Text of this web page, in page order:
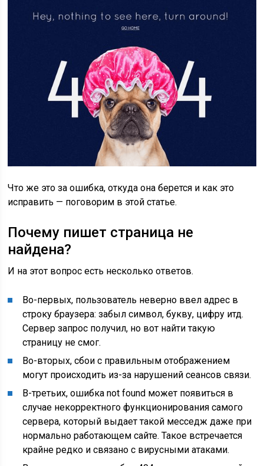
Что же это за ошибка, откуда она берется и как это
исправить — поговорим в этой статье.
Почему пишет страница не
найдена?
И на этот вопрос есть несколько ответов.
Во-первых, пользователь неверно ввел адрес в
строку браузера: забыл символ, букву, цифру итд.
Сервер запрос получил, но вот найти такую
страницу не смог.
Во-вторых, сбои с правильным отображением
могут происходить из-за нарушений сеансов связи.
В-третьих, ошибка not found может появиться в
случае некорректного функционирования самого
сервера, который выдает такой месседж даже при
нормально работающем сайте. Такое встречается
крайне редко и связано с вирусными атаками.